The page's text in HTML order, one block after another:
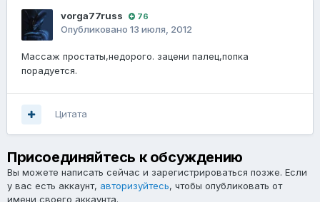
vorga77russ 76
Опубликовано 13 июля, 2012
Массаж простаты,недорого. зацени палец,попка
порадуется.
Цитата
Присоединяйтесь к обсуждению
Вы можете написать сейчас и зарегистрироваться позже. Если
у вас есть аккаунт, авторизуйтесь, чтобы опубликовать от
имени своего аккаунта.